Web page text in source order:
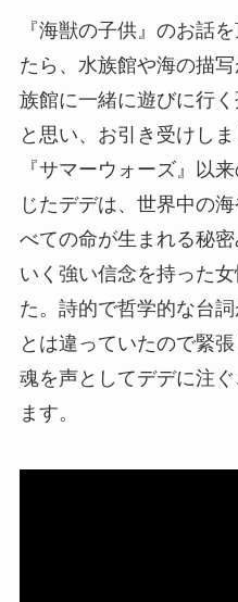
『海獣の子供』のお話
たら、水族館や海の描
族館に一緒に遊びに行
と思い、お引き受けしま
『サマーウォーズ』以
じたデデは、世界中の
べての命が生まれる秘
いく強い信念を持った
た。詩的で哲学的な台
とは違っていたので緊
魂を声としてデデに注
ます。